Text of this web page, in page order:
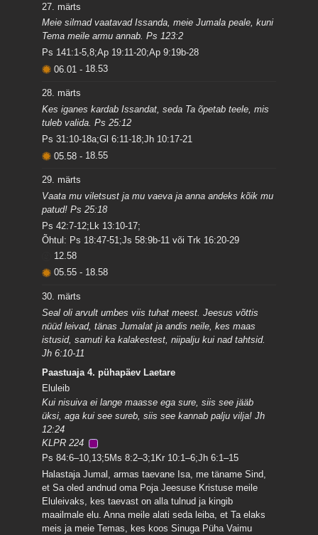
27. märts
Meie silmad vaatavad Issanda, meie Jumala peale, kuni
Tema meile armu annab. Ps 123:2
Ps 141:1-5,8;Ap 19:11-20;Ap 9:19b-28
06.01- 18.53
28. märts
Kes iganes kardab Issandat, seda Ta õpetab teele, mis
tuleb valida. Ps 25:12
Ps 31:10-18a;Gl 6:11-18;Jh 10:17-21
05.58- 18.55
29. märts
Vaata mu viletsust ja mu vaeva ja anna andeks kõik mu
patud! Ps 25:18
Ps 42:7-12;Lk 13:10-17;
Õhtul: Ps 18:47-51;Js 58:9b-11 või Trk 16:20-29
12.58
05.55- 18.58
30. märts
Seal oli arvult umbes viis tuhat meest. Jeesus võttis
nüüd leivad, tänas Jumalat ja andis neile, kes maas
istusid, samuti ka kalakestest, niipalju kui nad tahtsid.
Jh 6:10-11
Paastuaja 4. pühapäev Laetare
Eluleib
Kui nisuiva ei lange maasse ega sure, siis see jääb
üksi, aga kui see sureb, siis see kannab palju vilja! Jh
12:24
KLPR 224
Ps 84:6–10,13;5Ms 8:2–3;1Kr 10:1–6;Jh 6:1–15
Halastaja Jumal, armas taevane Isa, me täname Sind,
et Sa oled andnud oma Poja Jeesuse Kristuse meile
Eluleivaks, kes taevast on alla tulnud ja kingib
maailmale elu. Anna meile alati seda leiba, et Ta elaks
meis ja meie Temas, kes koos Sinuga Püha Vaimu